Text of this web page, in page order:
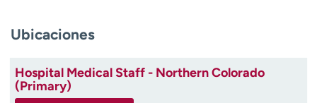
m
e
n
Ubicaciones
Hospital Medical Staff - Northern Colorado
(Primary)